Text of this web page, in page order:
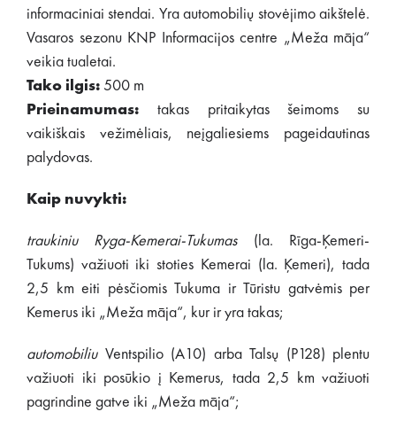
informaciniai stendai. Yra automobilių stovėjimo aikštelė.
Vasaros sezonu KNP Informacijos centre „Meža māja“
veikia tualetai.
Tako ilgis: 500 m
Prieinamumas: takas pritaikytas šeimoms su
vaikiškais vežimėliais, neįgaliesiems pageidautinas
palydovas.
Kaip nuvykti:
traukiniu Ryga-Kemerai-Tukumas(la. Rīga-Ķemeri-
Tukums) važiuoti iki stoties Kemerai (la. Ķemeri), tada
2,5 km eiti pėsčiomis Tukuma ir Tūristu gatvėmis per
Kemerus iki „Meža māja“, kur ir yra takas;
automobiliuVentspilio (A10) arba Talsų (P128) plentu
važiuoti iki posūkio į Kemerus, tada 2,5 km važiuoti
pagrindine gatve iki „Meža māja“;